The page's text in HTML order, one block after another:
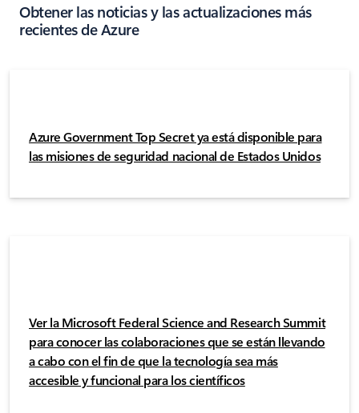
Obtener las noticias y las actualizaciones más
recientes de Azure
Azure Government Top Secret ya está disponible para
las misiones de seguridad nacional de Estados Unidos
Ver la Microsoft Federal Science and Research Summit
para conocer las colaboraciones que se están llevando
a cabo con el fin de que la tecnología sea más
accesible y funcional para los científicos